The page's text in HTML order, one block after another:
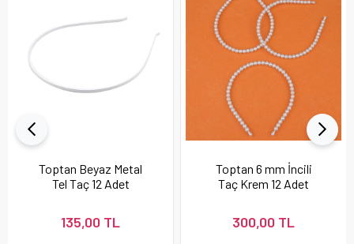
Toptan Beyaz Metal
Tel Taç 12 Adet
135,00 TL
Toptan 6 mm İncili
Taç Krem 12 Adet
300,00 TL